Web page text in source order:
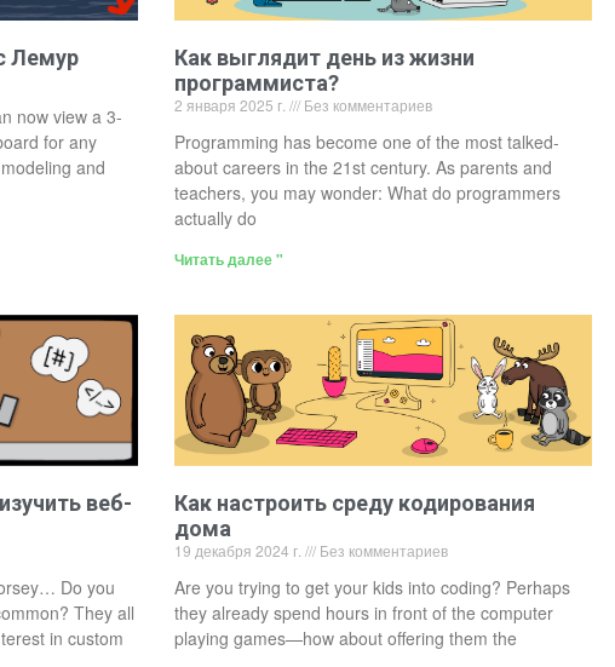
Лемур
now view a 3-
for any
and
Как выглядит день из жизни
программиста?
2 января 2025 г. Без комментариев
Programming has become one of the most talked-
about careers in the 21st century. As parents and
teachers, you may wonder: What do programmers
actually do
Читать далее "
веб-
Do you
They all
in custom
Как настроить среду кодирования
дома
19 декабря 2024 г. Без комментариев
Are you trying to get your kids into coding? Perhaps
they already spend hours in front of the computer
playing games—how about offering them the